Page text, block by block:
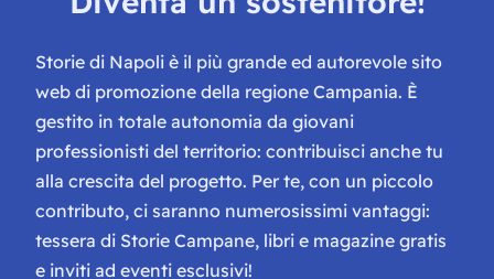
Storie di Napoli è il più grande ed autorevole sito
web di promozione della regione Campania. È
gestito in totale autonomia da giovani
professionisti del territorio: contribuisci anche tu
alla crescita del progetto. Per te, con un piccolo
contributo, ci saranno numerosissimi vantaggi:
tessera di Storie Campane, libri e magazine gratis
e inviti ad eventi esclusivi!